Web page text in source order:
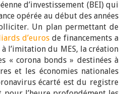
d’investissement (BEI) qui
opérée au début des années
Un plan permettant de
d’euros de financements a
à l’imitation du MES, la création
« corona bonds » destinées à
et les économies nationales
écarté est du registre